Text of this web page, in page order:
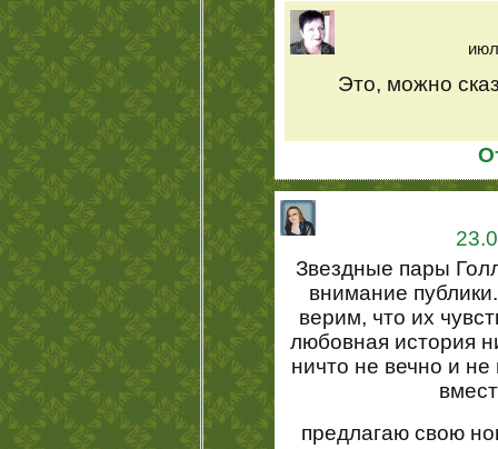
Это, можно
Звездные пары
внимание
верим, что их
любовная история
ничто не вечно и
предлагаю свою